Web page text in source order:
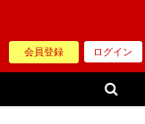
会員登録 ログイン